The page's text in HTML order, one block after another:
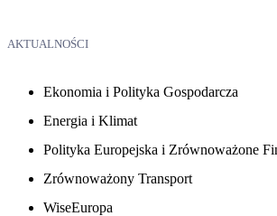
AKTUALNOŚCI
Ekonomia i Polityka Gospodarcza
Energia i Klimat
Polityka Europejska i Zrównoważone
Zrównoważony Transport
WiseEuropa